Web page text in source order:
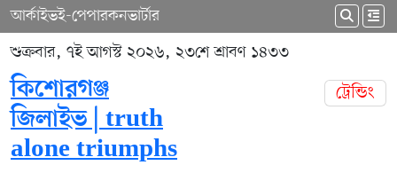
আর্কাইভই-পেপারকনভার্টার
শুক্রবার, ৭ই আগস্ট ২০২৬, ২৩শে শ্রাবণ ১৪৩৩
কিশোরগঞ্জ
জিলাইভ | truth
alone triumphs
ট্রেন্ডিং